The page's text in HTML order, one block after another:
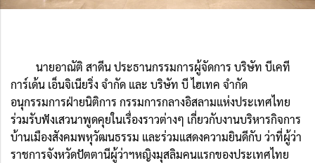
นายอาณัติ สาดีน ประธานกรรมการผู้จัดการ บริษัท บีเคที
การ์เด้น เอ็นจิเนียริ่ง จำกัด และ บริษัท บี ไฮเทค จำกัด
อนุกรรมการฝ่ายนิติการ กรรมการกลางอิสลามแห่งประเทศไทย
ร่วมรับฟังเสวนาพูดคุยในเรื่องราวต่างๆ เกี่ยวกับงานบริหารกิจการ
บ้านเมืองสังคมพหุวัฒนธรรม และร่วมแสดงความยินดีกับ ว่าที่ผู้ว่า
ราชการจังหวัดปัตตานีผู้ว่าฯหญิงมุสลิมคนแรกของประเทศไทย